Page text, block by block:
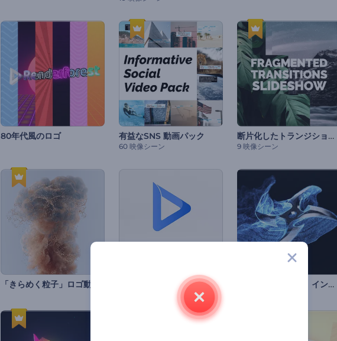
80年代風のロゴ 有益なSNS 動画パック
60 映像シーン
断片化したトランジションスライドショー
9 映像シーン
「きらめく粒子」ロゴ動画 最小主義的ロゴ動画 「回転する手裏剣」イントロ動画